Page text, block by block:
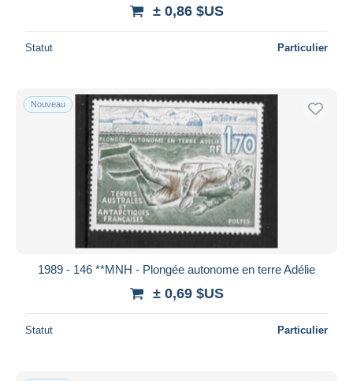
± 0,86 $US
Statut Particulier
Nouveau
1989 - 146 **MNH - Plongée autonome en terre Adélie
± 0,69 $US
Statut Particulier